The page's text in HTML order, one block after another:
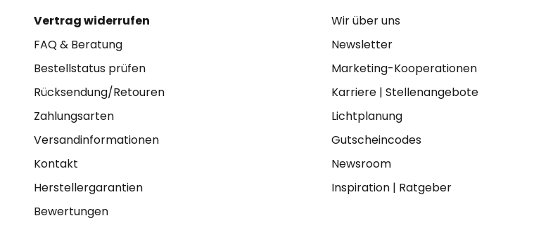
Vertrag widerrufen
FAQ & Beratung
Bestellstatus prüfen
Rücksendung/Retouren
Zahlungsarten
Versandinformationen
Kontakt
Herstellergarantien
Bewertungen
Wir über uns
Newsletter
Marketing-Kooperationen
Karriere| Stellenangebote
Lichtplanung
Gutscheincodes
Newsroom
Inspiration| Ratgeber